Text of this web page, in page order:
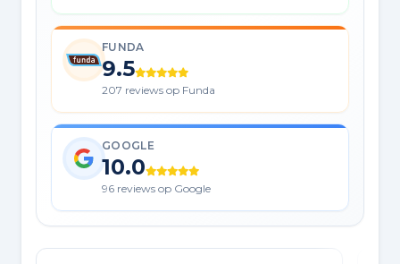
FUNDA
9.5
207 reviews op Funda
GOOGLE
10.0
96 reviews op Google